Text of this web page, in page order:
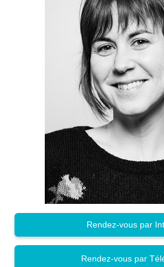
Rendez-vous par
Rendez-vous par